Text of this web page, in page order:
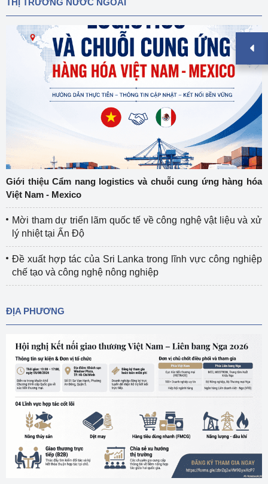
THỊ TRƯỜNG NƯỚC NGOÀI
Giới thiệu Cẩm nang logistics và chuỗi cung ứng hàng hóa
Việt Nam - Mexico
Mời tham dự triển lãm quốc tế về công nghệ vật liệu và xử
lý nhiệt tại Ấn Độ
Đề xuất hợp tác của Sri Lanka trong lĩnh vực công nghiệp
chế tạo và công nghệ nông nghiệp
ĐỊA PHƯƠNG